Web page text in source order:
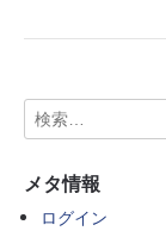
メタ情報
ログイン